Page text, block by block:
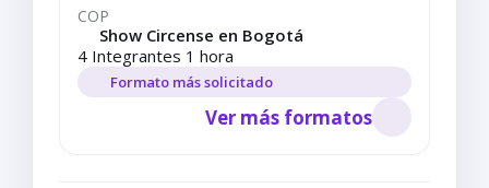
COP
Show Circense en Bogotá
4 Integrantes 1 hora
Formato más solicitado
Ver más formatos